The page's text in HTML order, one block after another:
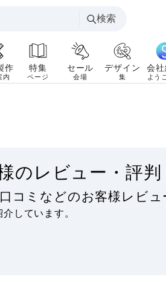
検索
作
内
特集
ページ
セール
会場
デザイン
集
会
よう
のレビュー・評判
コミなどのお客様レビュ
しています。